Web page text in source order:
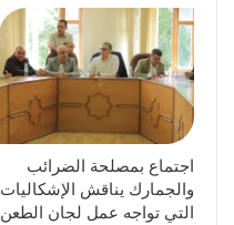
اجتماع بمصلحة الضرائب
والجمارك يناقش الإشكاليات
التي تواجه عمل لجان الطعن